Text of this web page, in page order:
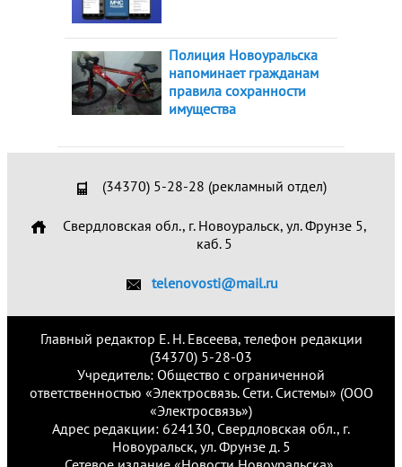
Полиция Новоуральска
напоминает гражданам
правила сохранности
имущества
(34370) 5-28-28 (рекламный отдел)
Свердловская обл., г. Новоуральск, ул. Фрунзе 5,
каб. 5
telenovosti@mail.ru
Главный редактор Е. Н. Евсеева, телефон редакции
(34370) 5-28-03
Учредитель: Общество с ограниченной
ответственностью «Электросвязь. Сети. Системы» (ООО
«Электросвязь»)
Адрес редакции: 624130, Свердловская обл., г.
Новоуральск, ул. Фрунзе д. 5